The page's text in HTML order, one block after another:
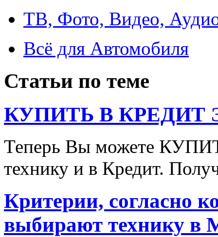
ТВ, Фото, Видео,
Всё для Автомобиля
Статьи по теме
КУПИТЬ В КРЕДИТ
Теперь Вы можете
технику и в Кредит.
Критерии, согласно
выбирают технику в